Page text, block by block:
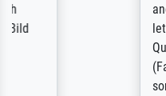
angekündigte
letztlich sogar
Qualität des
(Farben, Details
sondern